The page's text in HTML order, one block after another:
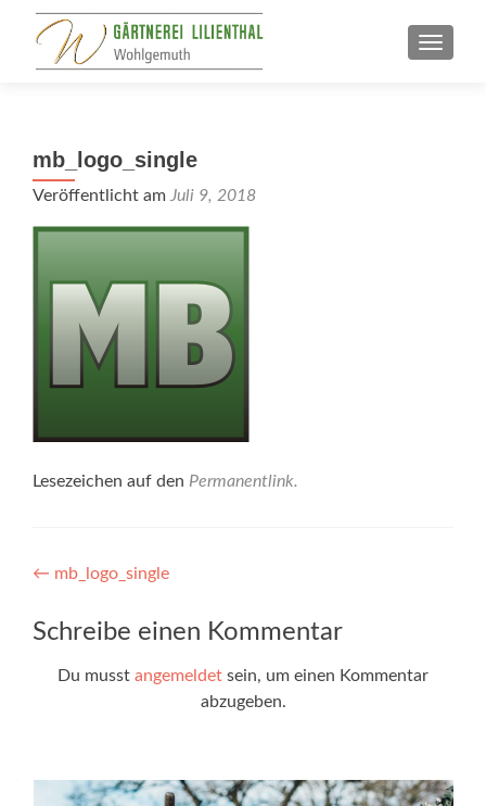
mb_logo_single
Veröffentlicht am Juli 9, 2018
Lesezeichen auf den Permanentlink.
Beitragsnavigation
← mb_logo_single
Schreibe einen Kommentar
Du musst angemeldet sein, um einen Kommentar
abzugeben.